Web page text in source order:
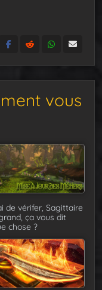
vous
de vérifer, Sagittaire
ça vous dit
chose ?